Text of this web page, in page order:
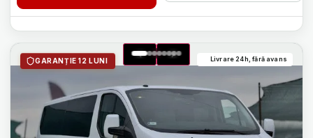
GARANȚIE 12 LUNI Livrare 24h, fără avans